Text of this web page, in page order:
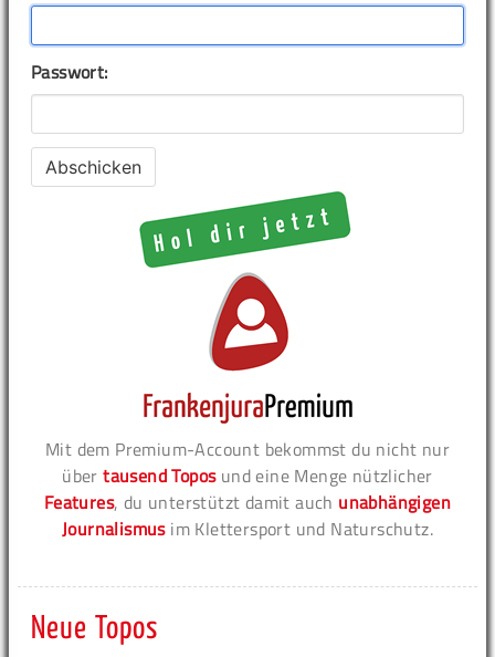
Passwort:
Mit dem Premium-Account bekommst du nicht nur
übertausend Toposund eine Menge nützlicher
Features, du unterstützt damit auch unabhängigen
Journalismusim Klettersport und Naturschutz.
Neue Topos